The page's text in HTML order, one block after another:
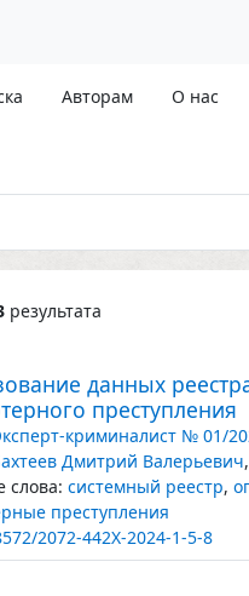
Авторам О нас
результата
данных
преступления
криминалист № 01/
Дмитрий Валерьевич,
слова: системный реестр,
преступления
2072-442X-2024-1-5-8